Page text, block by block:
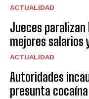
ACTUALIDAD
Jueces
mejores salarios
ACTUALIDAD
Autoridades
presunta